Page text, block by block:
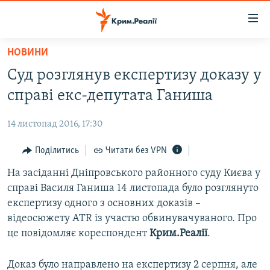
Перейти
основного
матеріалу
Перейти
до
навігації
Перейти
до
пошуку
ВОДА.КРИМ
ВІДЕО ТА ФОТО
ПОЛІТИКА
БЛОГИ
ПОГЛЯД
ІНТЕРВ'Ю
ВСЕ ЗА ДЕНЬ
СПЕЦПРОЕКТИ
ДЕПОРТАЦІЯ
ЯК ОБІЙТИ БЛОКУВАННЯ
НОВИНИ
Суд розглянув експертизу доказу у
справі екс-депутата Ганиша
14 листопад 2016, 17:30
Поділитись Читати без VPN
На засіданні Дніпровського районного суду Києва у
справі Василя Ганиша 14 листопада було розглянуто
експертизу одного з основних доказів –
відеосюжету ATR із участю обвинувачуваного. Про
це повідомляє кореспондентКрим.Реалії.
Доказ було направлено на експертизу 2 серпня, але